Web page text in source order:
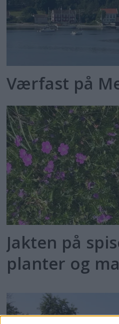
Værfast på
Jakten på
planter og